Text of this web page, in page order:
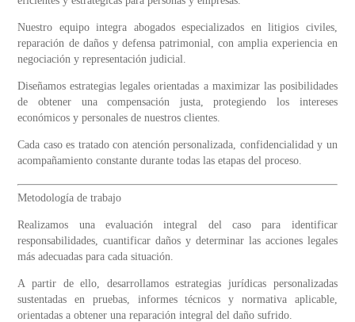
Nuestro equipo integra abogados especializados en litigios civiles,
reparación de daños y defensa patrimonial, con amplia experiencia en
negociación y representación judicial.
Diseñamos estrategias legales orientadas a maximizar las posibilidades
de obtener una compensación justa, protegiendo los intereses
económicos y personales de nuestros clientes.
Cada caso es tratado con atención personalizada, confidencialidad y un
acompañamiento constante durante todas las etapas del proceso.
Metodología de trabajo
Realizamos una evaluación integral del caso para identificar
responsabilidades, cuantificar daños y determinar las acciones legales
más adecuadas para cada situación.
A partir de ello, desarrollamos estrategias jurídicas personalizadas
sustentadas en pruebas, informes técnicos y normativa aplicable,
orientadas a obtener una reparación integral del daño sufrido.